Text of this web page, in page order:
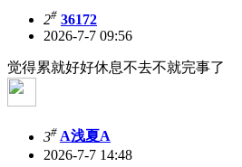
2# 36172
2026-7-7 09:56
觉得累就好好休息不去不就完事了
3# A浅夏A
2026-7-7 14:48